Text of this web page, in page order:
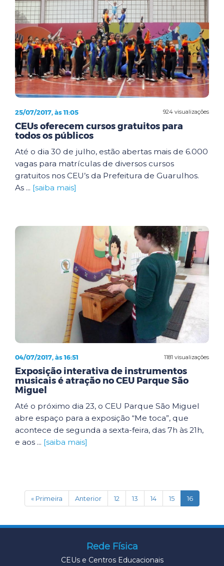
924 visualizações
25/07/2017, às 11:05
CEUs oferecem cursos gratuitos para
todos os públicos
Até o dia 30 de julho, estão abertas mais de 6.000
vagas para matrículas de diversos cursos
gratuitos nos CEU’s da Prefeitura de Guarulhos.
As ... [saiba mais]
1181 visualizações
04/07/2017, às 16:51
Exposição interativa de instrumentos
musicais é atração no CEU Parque São
Miguel
Até o próximo dia 23, o CEU Parque São Miguel
abre espaço para a exposição “Me toca”, que
acontece de segunda a sexta-feira, das 7h às 21h,
e aos ... [saiba mais]
« Primeira Anterior 12 13 14 15 16(current)
Rede Física
CEUs e Centros Educacionais